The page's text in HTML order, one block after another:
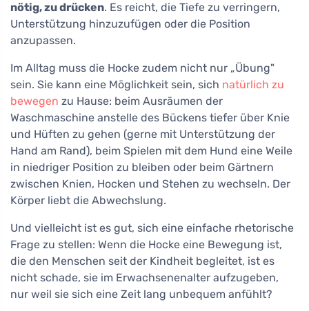
nötig, zu drücken. Es reicht, die Tiefe zu verringern,
Unterstützung hinzuzufügen oder die Position
anzupassen.
Im Alltag muss die Hocke zudem nicht nur „Übung"
sein. Sie kann eine Möglichkeit sein, sich natürlich zu
bewegen zu Hause: beim Ausräumen der
Waschmaschine anstelle des Bückens tiefer über Knie
und Hüften zu gehen (gerne mit Unterstützung der
Hand am Rand), beim Spielen mit dem Hund eine Weile
in niedriger Position zu bleiben oder beim Gärtnern
zwischen Knien, Hocken und Stehen zu wechseln. Der
Körper liebt die Abwechslung.
Und vielleicht ist es gut, sich eine einfache rhetorische
Frage zu stellen: Wenn die Hocke eine Bewegung ist,
die den Menschen seit der Kindheit begleitet, ist es
nicht schade, sie im Erwachsenenalter aufzugeben,
nur weil sie sich eine Zeit lang unbequem anfühlt?